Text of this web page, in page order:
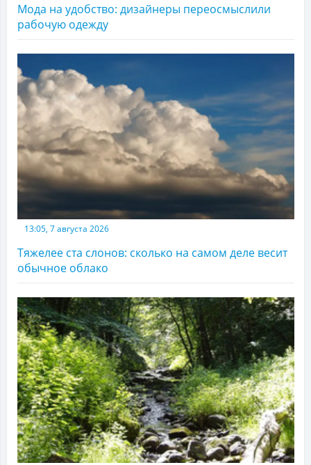
Мода на удобство: дизайнеры переосмыслили
рабочую одежду
13:05, 7 августа 2026
Тяжелее ста слонов: сколько на самом деле весит
обычное облако